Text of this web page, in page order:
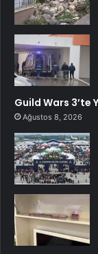
Guild Wars 3’te
Ağustos 8, 2026